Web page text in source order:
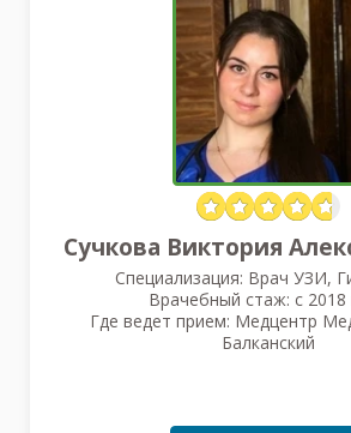
Сучкова Виктория
Специализация: Врач УЗИ,
Врачебный стаж: с 2018
Где ведет прием: Медцентр
Балканский